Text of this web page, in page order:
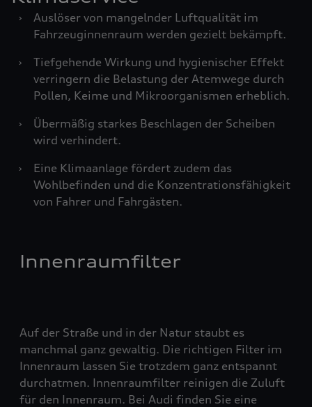
›
Auslöser von mangelnder Luftqualität im
Fahrzeuginnenraum werden gezielt bekämpft.
›
Tiefgehende Wirkung und hygienischer Effekt
verringern die Belastung der Atemwege durch
Pollen, Keime und Mikroorganismen erheblich.
›
Übermäßig starkes Beschlagen der Scheiben
wird verhindert.
›
Eine Klimaanlage fördert zudem das
Wohlbefinden und die Konzentrationsfähigkeit
von Fahrer und Fahrgästen.
Innenraumfilter
Auf der Straße und in der Natur staubt es
manchmal ganz gewaltig. Die richtigen Filter im
Innenraum lassen Sie trotzdem ganz entspannt
durchatmen. Innenraumfilter reinigen die Zuluft
für den Innenraum. Bei Audi finden Sie eine